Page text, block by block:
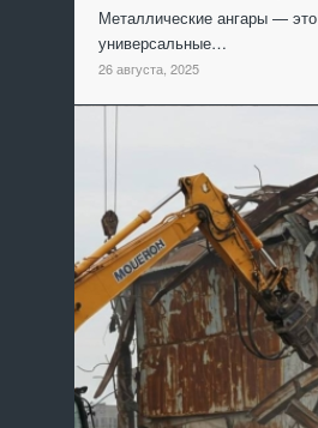
Металлические ангары — это
универсальные…
26 августа, 2025